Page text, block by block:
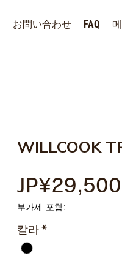
お問い合わせ FAQ
WILLCOOK
JP¥29,500
부가세 포함:
칼라 *